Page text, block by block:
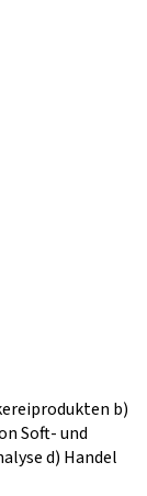
b)
Soft- und
d) Handel